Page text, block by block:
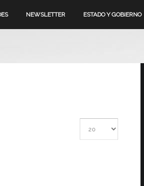
NEWSLETTER ESTADO Y GOBIERNO